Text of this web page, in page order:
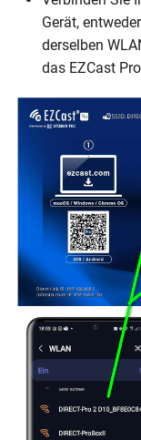
Gerät,
derselben
das EZCast